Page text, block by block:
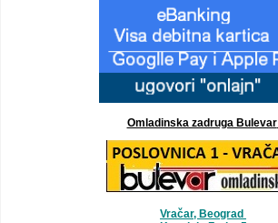
Omladinska zadruga Bulevar
Vračar, Beograd